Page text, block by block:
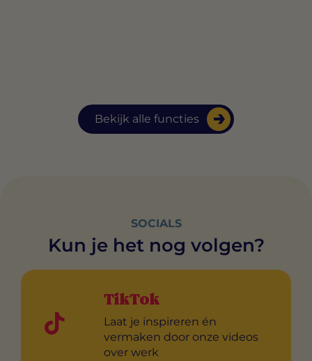
Bekijk alle functies
SOCIALS
Kun je het nog volgen?
TikTok
Laat je inspireren én
vermaken door onze videos
over werk